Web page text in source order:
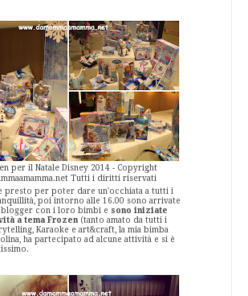
per il Natale Disney 2014 - Copyright
Tutti i diritti riservati
presto per poter dare un'occhiata a tutti i
poi intorno alle 16.00 sono arrivate
blogger con i loro bimbi e sono iniziate
a tema Frozen(tanto amato da tutti i
Karaoke e art&craft, la mia bimba
ha partecipato ad alcune attività e si è